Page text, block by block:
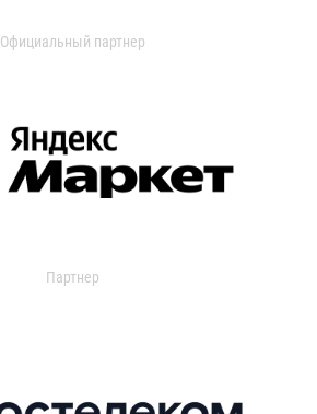
Официальный партнер
Партнер